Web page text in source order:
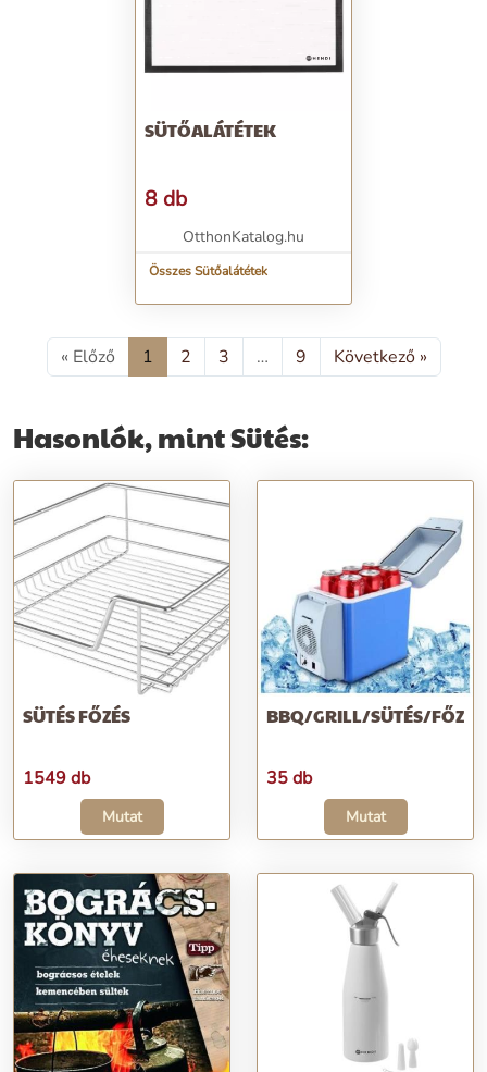
SÜTŐALÁTÉTEK
8 db
OtthonKatalog.hu
Összes Sütőalátétek
« Előző 1 2 3 … 9 Következő »
Hasonlók, mint Sütés:
SÜTÉS FŐZÉS
1549 db
Mutat
BBQ/GRILL/SÜTÉS/FŐZÉS
35 db
Mutat